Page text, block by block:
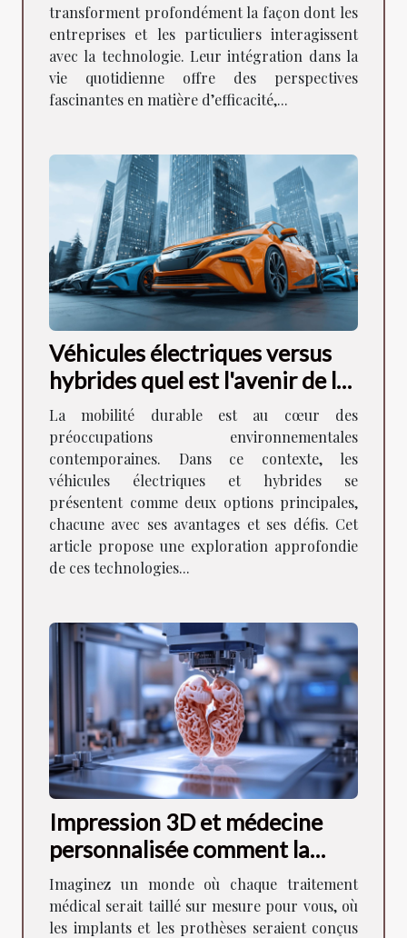
transforment profondément la façon dont les
entreprises et les particuliers interagissent
avec la technologie. Leur intégration dans la
vie quotidienne offre des perspectives
fascinantes en matière d’efficacité,...
Véhicules électriques versus
hybrides quel est l'avenir de la
mobilité durable
La mobilité durable est au cœur des
préoccupations environnementales
contemporaines. Dans ce contexte, les
véhicules électriques et hybrides se
présentent comme deux options principales,
chacune avec ses avantages et ses défis. Cet
article propose une exploration approfondie
de ces technologies...
Impression 3D et médecine
personnalisée comment la
technologie révolutionne les
soins de santé
Imaginez un monde où chaque traitement
médical serait taillé sur mesure pour vous, où
les implants et les prothèses seraient conçus